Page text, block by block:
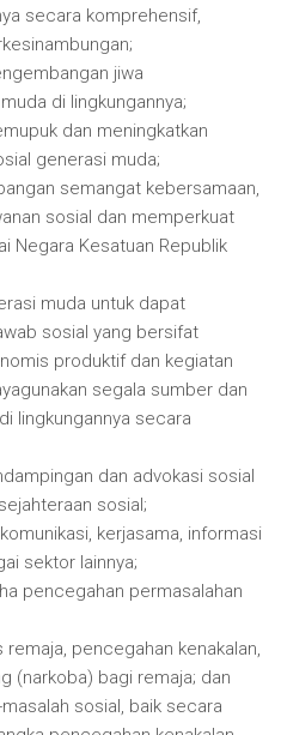
secara komprehensif,
jiwa
di lingkungannya;
dan meningkatkan
generasi muda;
semangat kebersamaan,
sosial dan memperkuat
Negara Kesatuan Republik
muda untuk dapat
sosial yang bersifat
produktif dan kegiatan
segala sumber dan
lingkungannya secara
dan advokasi sosial
sosial;
kerjasama, informasi
sektor lainnya;
pencegahan permasalahan
pencegahan kenakalan,
(narkoba) bagi remaja; dan
sosial, baik secara